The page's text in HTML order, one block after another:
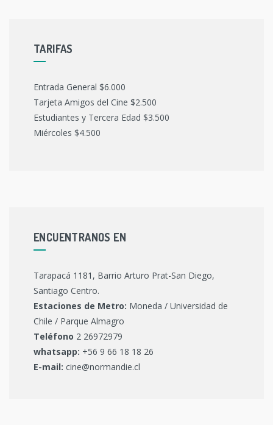
TARIFAS
Entrada General $6.000
Tarjeta Amigos del Cine $2.500
Estudiantes y Tercera Edad $3.500
Miércoles $4.500
ENCUENTRANOS EN
Tarapacá 1181, Barrio Arturo Prat-San Diego,
Santiago Centro.
Estaciones de Metro: Moneda / Universidad de
Chile / Parque Almagro
Teléfono 2 26972979
whatsapp: +56 9 66 18 18 26
E-mail: cine@normandie.cl